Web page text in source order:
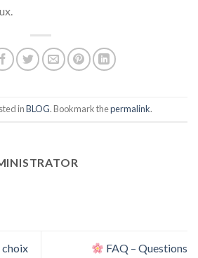
inBLOG. Bookmark thepermalink.
choix
FAQ – Questions